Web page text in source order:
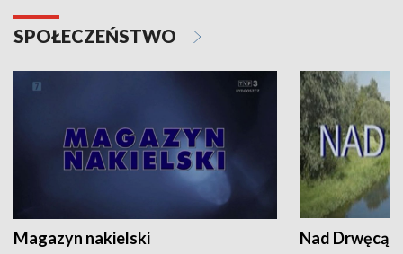
SPOŁECZEŃSTWO
Magazyn nakielski Nad Drwęcą